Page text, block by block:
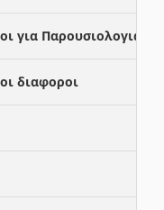
για Παρουσιολογια
διαφοροι